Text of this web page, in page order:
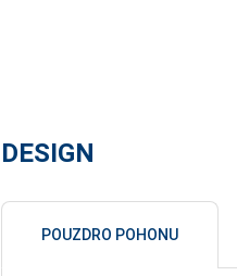
DESIGN
POUZDRO POHONU